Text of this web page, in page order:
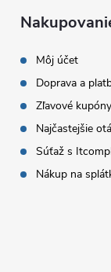
Môj účet
Doprava a
Zľavové kupóny
Najčastejšie
Súťaž s
Nákup na